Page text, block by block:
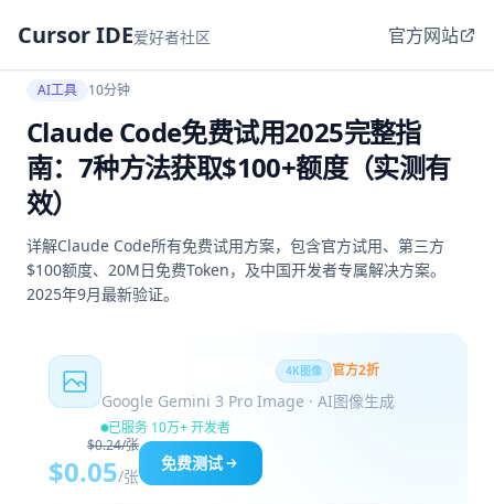
Cursor IDE爱好者社区 官方网站
AI工具 10分钟
Claude Code免费试用2025完整指
南：7种方法获取$100+额度（实测有
效）
详解Claude Code所有免费试用方案，包含官方试用、第三方
$100额度、20M日免费Token，及中国开发者专属解决方案。
2025年9月最新验证。
4K图像 官方2折
Google Gemini 3 Pro Image · AI图像生成
已服务 10万+ 开发者
$0.24/张
$0.05/张
免费测试